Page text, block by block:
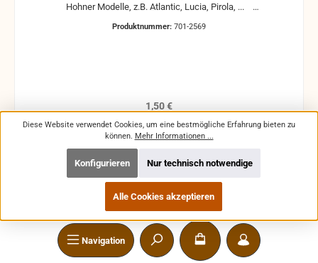
Navigation
Hohner Modelle, z.B. Atlantic, Lucia, Pirola, ...
gebrauchte Teile können optische Beschädigungen
Funktion nicht mehr gewährleistet werden und die
Produkte sind vom Umtausch ausgeschlossen.
Produktnummer: 701-2569
Regulärer Preis:
1,50 €
Preise inkl. MwSt. zzgl. Versandkosten
In den Warenkorb
SPEZIALISIERTER SERVICE- UND HANDELSPARTNER
SERVICE-HOTLINE
Diese Website verwendet Cookies, um eine bestmögliche Erfahrung bieten zu
können. Mehr Informationen ...
Nur technisch notwendige
Konfigurieren
Alle Cookies akzeptieren